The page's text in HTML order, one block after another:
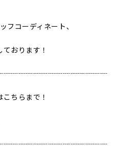
フコーディネート､
おります！
ちらまで！